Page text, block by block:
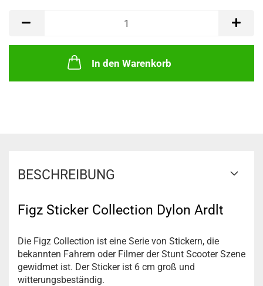
In den Warenkorb
BESCHREIBUNG
Figz Sticker Collection Dylon Ardlt
Die Figz Collection ist eine Serie von Stickern, die
bekannten Fahrern oder Filmer der Stunt Scooter Szene
gewidmet ist. Der Sticker ist 6 cm groß und
witterungsbeständig.